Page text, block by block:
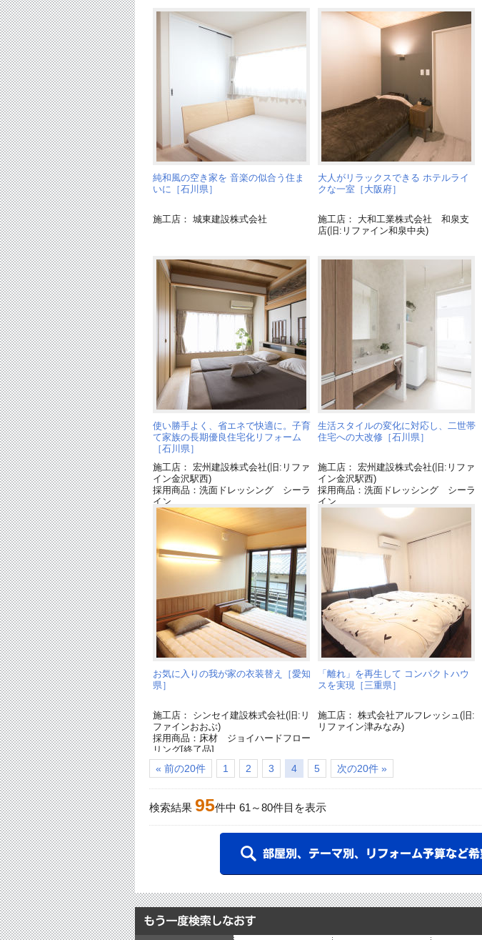
純和風の空き家を 音楽の似合う住ま
いに［石川県］
施工店： 城東建設株式会社
大人がリラックスできる ホテルライ
クな一室［大阪府］
施工店： 大和工業株式会社 和泉支
店(旧:リファイン和泉中央)
使い勝手よく、省エネで快適に。子育
て家族の長期優良住宅化リフォーム
［石川県］
施工店： 宏州建設株式会社(旧:リファ
イン金沢駅西)
採用商品：洗面ドレッシング シーラ
イン
生活スタイルの変化に対応し、二世帯
住宅への大改修［石川県］
施工店： 宏州建設株式会社(旧:リファ
イン金沢駅西)
採用商品：洗面ドレッシング シーラ
イン
お気に入りの我が家の衣装替え［愛知
県］
施工店： シンセイ建設株式会社(旧:リ
ファインおおぶ)
採用商品：床材 ジョイハードフロー
リング[終了品]
採用商品：内装ドア リビエ[終了品]
採用商品：LED照明 ダウンライト
「離れ」を再生して コンパクトハウ
スを実現［三重県］
施工店： 株式会社アルフレッシュ(旧:
リファイン津みなみ)
« 前の20件 1 2 3 4 5 次の20件 »
検索結果 95件中 61 ～80件目を表示